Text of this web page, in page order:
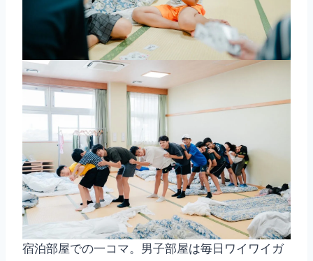
宿泊部屋での一コマ。男子部屋は毎日ワイワイガ